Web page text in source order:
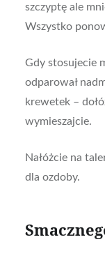
szczyptę ale
Wszystko
Gdy stosujecie
odparował
krewetek –
wymieszajcie.
Nałóżcie na
dla ozdoby.